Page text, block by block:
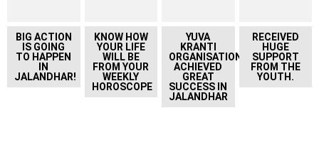
BIG ACTION
IS GOING
TO HAPPEN
IN
JALANDHAR!
KNOW HOW
YOUR LIFE
WILL BE
FROM YOUR
WEEKLY
HOROSCOPE
YUVA
KRANTI
ORGANISATION
ACHIEVED
GREAT
SUCCESS IN
JALANDHAR
RECEIVED
HUGE
SUPPORT
FROM THE
YOUTH.